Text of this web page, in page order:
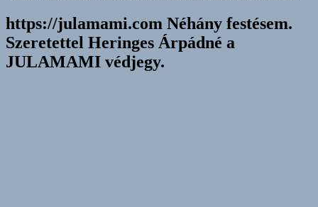
https://julamami.com Néhány festésem.
Szeretettel Heringes Árpádné a
JULAMAMI védjegy.